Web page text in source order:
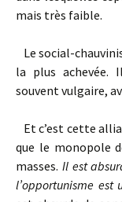
mais très faible.
Le social-
la plus achevée.
souvent vulgaire,
Et c’est cette
que le monopole
masses. Il est
l’opportunisme est